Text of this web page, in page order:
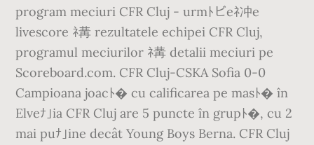
program meciuri CFR Cluj - urmﾄビeﾈ冲e
livescore ﾈ冓 rezultatele echipei CFR Cluj,
programul meciurilor ﾈ冓 detalii meciuri pe
Scoreboard.com. CFR Cluj-CSKA Sofia 0-0
Campioana joacﾄ� cu calificarea pe masﾄ� în
Elveﾅ｣ia CFR Cluj are 5 puncte în grupﾄ�, cu 2
mai puﾅ｣ine decât Young Boys Berna. CFR Cluj